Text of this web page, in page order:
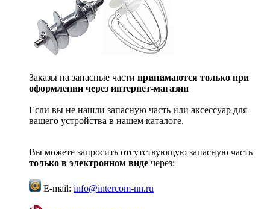
Заказы на запасные части принимаются только при
оформлении через интернет-магазин
Если вы не нашли запасную часть или аксессуар для
вашего устройства в нашем каталоге.
Вы можете запросить отсутствующую запасную часть
только в электронном виде через:
E-mail: info@intercom-nn.ru